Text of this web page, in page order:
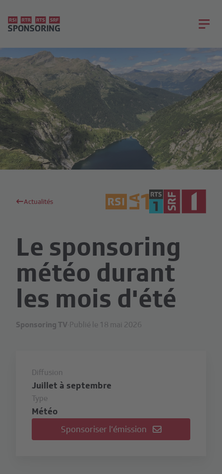
Actualités
Le sponsoring
météo durant
les mois d'été
Sponsoring TV·Publié le 18 mai 2026
Diffusion
Juillet à septembre
Type
Météo
Sponsoriser l’émission